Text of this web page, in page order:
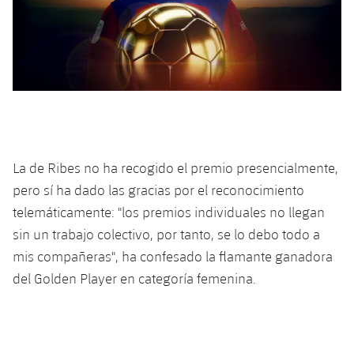
La de Ribes no ha recogido el premio presencialmente,
pero sí ha dado las gracias por el reconocimiento
telemáticamente: "los premios individuales no llegan
sin un trabajo colectivo, por tanto, se lo debo todo a
mis compañeras", ha confesado la flamante ganadora
del Golden Player en categoría femenina.